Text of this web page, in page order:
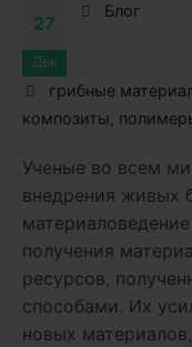
27
Дек
Блог
грибные
композиты
Ученые во всем
внедрения живых
получения
ресурсов,
способами. Их
новых